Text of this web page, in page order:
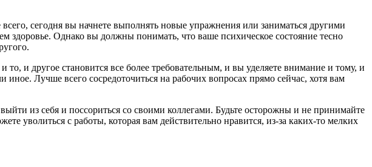
сегодня вы начнете выполнять новые упражнения или заниматься другими
здоровье. Однако вы должны понимать, что ваше психическое состояние тесно
и другое становится все более требовательным, и вы уделяете внимание и тому, и
Лучше всего сосредоточиться на рабочих вопросах прямо сейчас, хотя вам
из себя и поссориться со своими коллегами. Будьте осторожны и не принимайте
уволиться с работы, которая вам действительно нравится, из-за каких-то мелких